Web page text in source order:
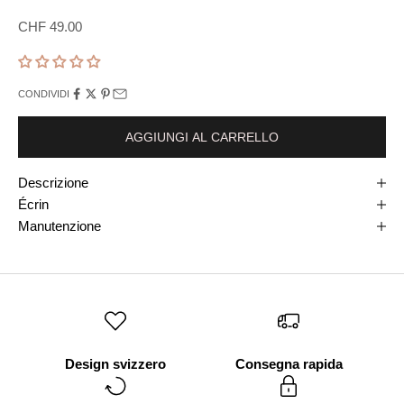
Prezzo di vendita
CHF 49.00
CONDIVIDI
AGGIUNGI AL CARRELLO
Descrizione
Écrin
Manutenzione
Design svizzero Consegna rapida